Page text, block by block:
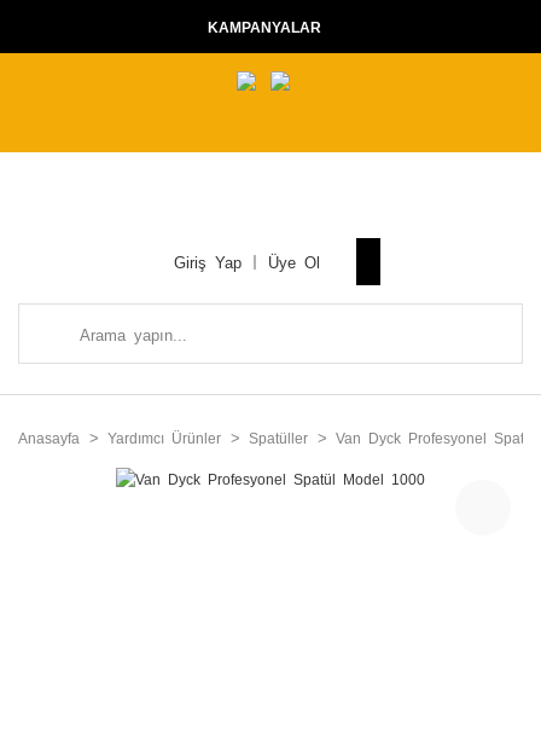
KAMPANYALAR
Giriş Yap Üye Ol
Anasayfa Yardımcı Ürünler Spatüller Van Dyck Profesyonel